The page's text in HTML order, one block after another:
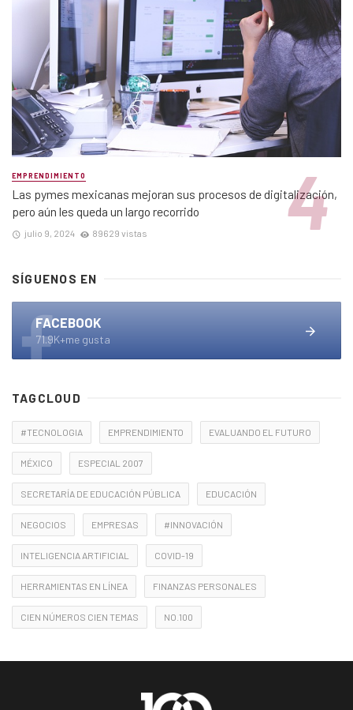
EMPRENDIMIENTO
Las pymes mexicanas mejoran sus procesos de digitalización,
pero aún les queda un largo recorrido
julio 9, 2024 89629 vistas
SÍGUENOS EN
FACEBOOK
71.9K+me gusta
TAGCLOUD
#TECNOLOGIA EMPRENDIMIENTO EVALUANDO EL FUTURO
MÉXICO ESPECIAL 2007
SECRETARÍA DE EDUCACIÓN PÚBLICA EDUCACIÓN
NEGOCIOS EMPRESAS #INNOVACIÓN
INTELIGENCIA ARTIFICIAL COVID-19
HERRAMIENTAS EN LÍNEA FINANZAS PERSONALES
CIEN NÚMEROS CIEN TEMAS NO.100